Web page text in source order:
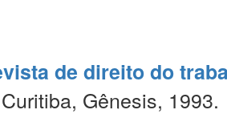
de direito do
Gênesis, 1993.